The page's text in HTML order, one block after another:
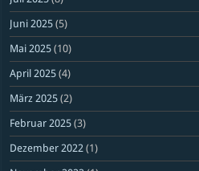
Juni 2025 (5)
Mai 2025 (10)
April 2025 (4)
März 2025 (2)
Februar 2025 (3)
Dezember 2022 (1)